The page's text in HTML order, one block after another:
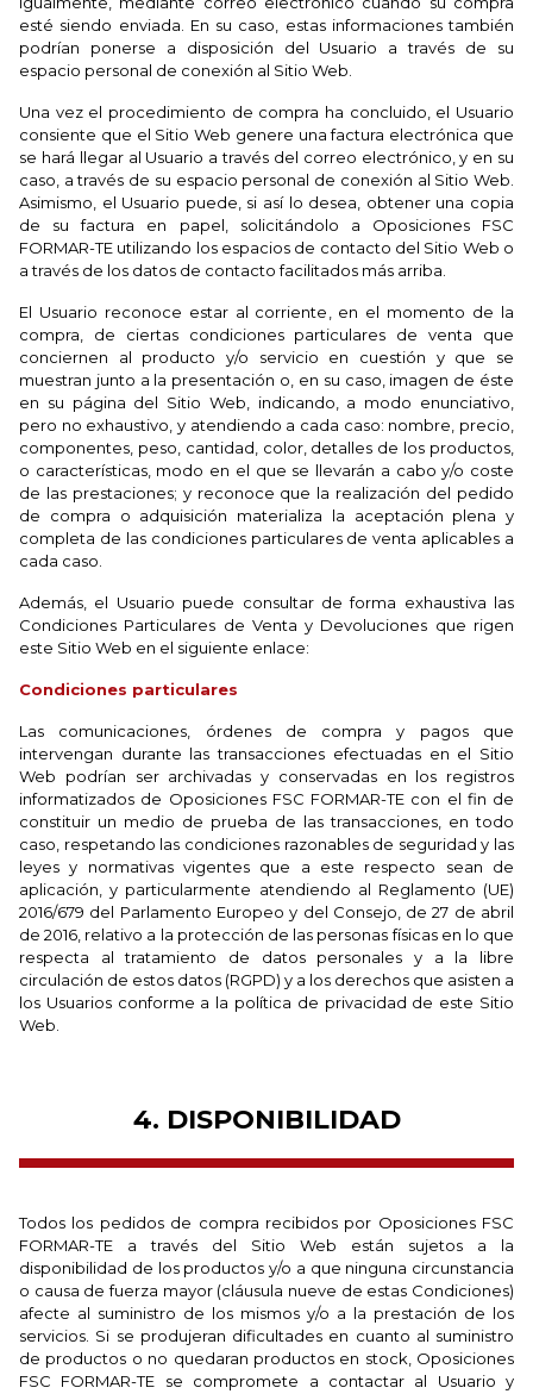
esté siendo enviada. En su caso, estas informaciones también
podrían ponerse a disposición del Usuario a través de su
espacio personal de conexión al Sitio Web.
Una vez el procedimiento de compra ha concluido, el Usuario
consiente que el Sitio Web genere una factura electrónica que
se hará llegar al Usuario a través del correo electrónico, y en su
caso, a través de su espacio personal de conexión al Sitio Web.
Asimismo, el Usuario puede, si así lo desea, obtener una copia
de su factura en papel, solicitándolo a Oposiciones FSC
FORMAR-TE utilizando los espacios de contacto del Sitio Web o
a través de los datos de contacto facilitados más arriba.
El Usuario reconoce estar al corriente, en el momento de la
compra, de ciertas condiciones particulares de venta que
conciernen al producto y/o servicio en cuestión y que se
muestran junto a la presentación o, en su caso, imagen de éste
en su página del Sitio Web, indicando, a modo enunciativo,
pero no exhaustivo, y atendiendo a cada caso: nombre, precio,
componentes, peso, cantidad, color, detalles de los productos,
o características, modo en el que se llevarán a cabo y/o coste
de las prestaciones; y reconoce que la realización del pedido
de compra o adquisición materializa la aceptación plena y
completa de las condiciones particulares de venta aplicables a
cada caso.
Además, el Usuario puede consultar de forma exhaustiva las
Condiciones Particulares de Venta y Devoluciones que rigen
este Sitio Web en el siguiente enlace:
Condiciones particulares
Las comunicaciones, órdenes de compra y pagos que
intervengan durante las transacciones efectuadas en el Sitio
Web podrían ser archivadas y conservadas en los registros
informatizados de Oposiciones FSC FORMAR-TE con el fin de
constituir un medio de prueba de las transacciones, en todo
caso, respetando las condiciones razonables de seguridad y las
leyes y normativas vigentes que a este respecto sean de
aplicación, y particularmente atendiendo al Reglamento (UE)
2016/679 del Parlamento Europeo y del Consejo, de 27 de abril
de 2016, relativo a la protección de las personas físicas en lo que
respecta al tratamiento de datos personales y a la libre
circulación de estos datos (RGPD) y a los derechos que asisten a
los Usuarios conforme a la política de privacidad de este Sitio
Web.
4. DISPONIBILIDAD
Todos los pedidos de compra recibidos por Oposiciones FSC
FORMAR-TE a través del Sitio Web están sujetos a la
disponibilidad de los productos y/o a que ninguna circunstancia
o causa de fuerza mayor (cláusula nueve de estas Condiciones)
afecte al suministro de los mismos y/o a la prestación de los
servicios. Si se produjeran dificultades en cuanto al suministro
de productos o no quedaran productos en stock, Oposiciones
FSC FORMAR-TE se compromete a contactar al Usuario y